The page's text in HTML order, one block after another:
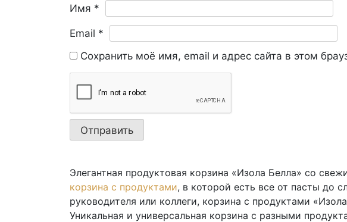
Имя *
Email *
Сохранить моё имя, email и адрес сайта в этом
Элегантная продуктовая корзина «Изола Белла» со
корзина с продуктами, в которой есть все от пасты до
руководителя или коллеги, корзина с продуктами
Уникальная и универсальная корзина с разными